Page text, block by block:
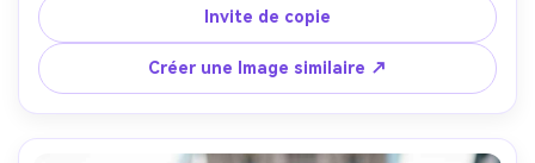
A7S III, 85mm f/1.8, fond sous-exposé, qualité de couleur
cinématographique, brume atmosphérique réaliste et
tons de peau- -ar 4:5
Invite de copie
Créer une Image similaire ↗